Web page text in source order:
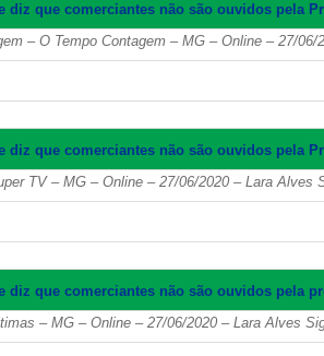
diz que comerciantes não são ouvidos pela
– O Tempo Contagem – MG – Online – 27/06/
diz que comerciantes não são ouvidos pela
TV – MG – Online – 27/06/2020 – Lara Alves
diz que comerciantes não são ouvidos pela
– MG – Online – 27/06/2020 – Lara Alves